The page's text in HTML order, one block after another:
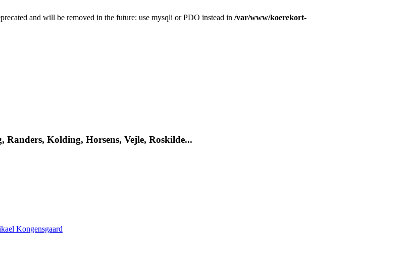
and will be removed in the future: use mysqli or PDO instead in /var/www/koerekort-
Kolding, Horsens, Vejle, Roskilde...
Kongensgaard